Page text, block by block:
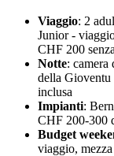
Viaggio: 2
Junior -
CHF 200
Notte: camera
della Gioventu
inclusa
Impianti:
CHF 200-300
Budget
viaggio,